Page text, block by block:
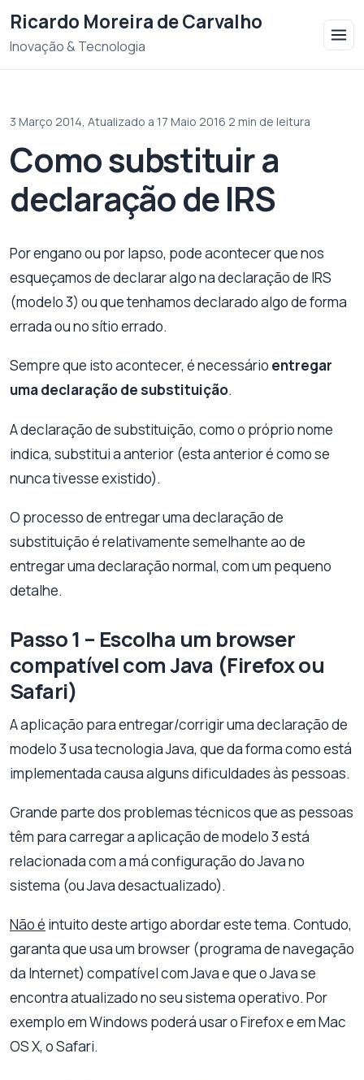
Ricardo Moreira de Carvalho
Inovação & Tecnologia
3 Março 2014, Atualizado a 17 Maio 2016 2 min de leitura
Como substituir a
declaração de IRS
Por engano ou por lapso, pode acontecer que nos
esqueçamos de declarar algo na declaração de IRS
(modelo 3) ou que tenhamos declarado algo de forma
errada ou no sítio errado.
Sempre que isto acontecer, é necessário entregar
uma declaração de substituição.
A declaração de substituição, como o próprio nome
indica, substitui a anterior (esta anterior é como se
nunca tivesse existido).
O processo de entregar uma declaração de
substituição é relativamente semelhante ao de
entregar uma declaração normal, com um pequeno
detalhe.
Passo 1 – Escolha um browser
compatível com Java (Firefox ou
Safari)
A aplicação para entregar/corrigir uma declaração de
modelo 3 usa tecnologia Java, que da forma como está
implementada causa alguns dificuldades às pessoas.
Grande parte dos problemas técnicos que as pessoas
têm para carregar a aplicação de modelo 3 está
relacionada com a má configuração do Java no
sistema (ou Java desactualizado).
Não é intuito deste artigo abordar este tema. Contudo,
garanta que usa um browser (programa de navegação
da Internet) compatível com Java e que o Java se
encontra atualizado no seu sistema operativo. Por
exemplo em Windows poderá usar o Firefox e em Mac
OS X, o Safari.